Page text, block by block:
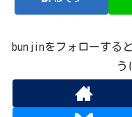
bunjinをフォローする
う